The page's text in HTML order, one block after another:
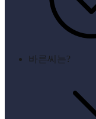
바른씨는?